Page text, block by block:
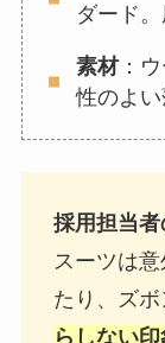
ダード
素材：
性のよ
採用担当
スーツは
たり、ズ
らしない印